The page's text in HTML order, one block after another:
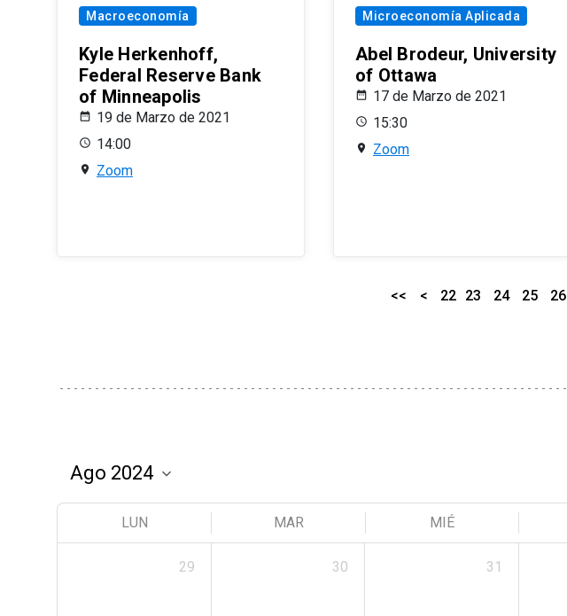
Macroeconomía
Kyle Herkenhoff,
Federal Reserve Bank
of Minneapolis
19 de Marzo de 2021
14:00
Zoom
Microeconomía Aplicada
Abel Brodeur, University
of Ottawa
17 de Marzo de 2021
15:30
Zoom
<< < 22 23 24 25 26
LUN MAR MIÉ
29 30 31